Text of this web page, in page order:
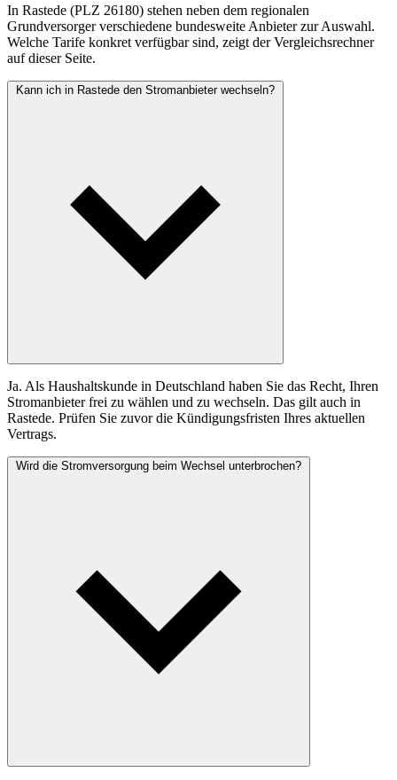
In Rastede (PLZ 26180) stehen neben dem regionalen
Grundversorger verschiedene bundesweite Anbieter zur Auswahl.
Welche Tarife konkret verfügbar sind, zeigt der Vergleichsrechner
auf dieser Seite.
Kann ich in Rastede den Stromanbieter wechseln?
Ja. Als Haushaltskunde in Deutschland haben Sie das Recht, Ihren
Stromanbieter frei zu wählen und zu wechseln. Das gilt auch in
Rastede. Prüfen Sie zuvor die Kündigungsfristen Ihres aktuellen
Vertrags.
Wird die Stromversorgung beim Wechsel unterbrochen?